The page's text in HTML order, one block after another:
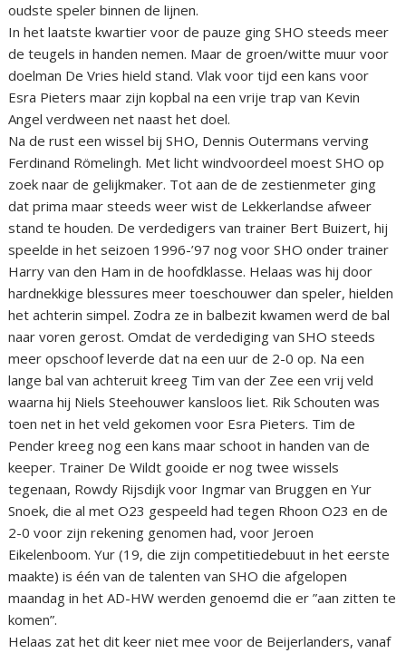
oudste speler binnen de lijnen.
In het laatste kwartier voor de pauze ging SHO steeds meer
de teugels in handen nemen. Maar de groen/witte muur voor
doelman De Vries hield stand. Vlak voor tijd een kans voor
Esra Pieters maar zijn kopbal na een vrije trap van Kevin
Angel verdween net naast het doel.
Na de rust een wissel bij SHO, Dennis Outermans verving
Ferdinand Römelingh. Met licht windvoordeel moest SHO op
zoek naar de gelijkmaker. Tot aan de de zestienmeter ging
dat prima maar steeds weer wist de Lekkerlandse afweer
stand te houden. De verdedigers van trainer Bert Buizert, hij
speelde in het seizoen 1996-’97 nog voor SHO onder trainer
Harry van den Ham in de hoofdklasse. Helaas was hij door
hardnekkige blessures meer toeschouwer dan speler, hielden
het achterin simpel. Zodra ze in balbezit kwamen werd de bal
naar voren gerost. Omdat de verdediging van SHO steeds
meer opschoof leverde dat na een uur de 2-0 op. Na een
lange bal van achteruit kreeg Tim van der Zee een vrij veld
waarna hij Niels Steehouwer kansloos liet. Rik Schouten was
toen net in het veld gekomen voor Esra Pieters. Tim de
Pender kreeg nog een kans maar schoot in handen van de
keeper. Trainer De Wildt gooide er nog twee wissels
tegenaan, Rowdy Rijsdijk voor Ingmar van Bruggen en Yur
Snoek, die al met O23 gespeeld had tegen Rhoon O23 en de
2-0 voor zijn rekening genomen had, voor Jeroen
Eikelenboom. Yur (19, die zijn competitiedebuut in het eerste
maakte) is één van de talenten van SHO die afgelopen
maandag in het AD-HW werden genoemd die er ”aan zitten te
komen”.
Helaas zat het dit keer niet mee voor de Beijerlanders, vanaf